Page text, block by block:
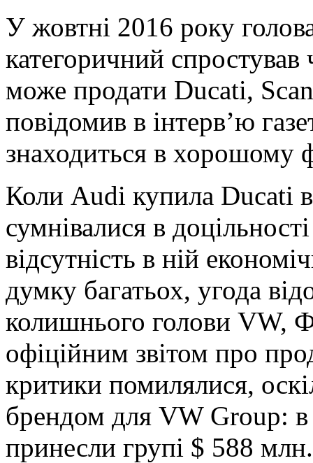
У жовтні 2016 року
категоричний
може продати Ducati,
повідомив в інтерв’ю
знаходиться в хорошому
Коли Audi купила Ducati в
сумнівалися в
відсутність в ній
думку багатьох, угода
колишнього голови VW,
офіційним звітом про
критики помилялися,
брендом для VW Group: в
принесли групі $ 588 млн.